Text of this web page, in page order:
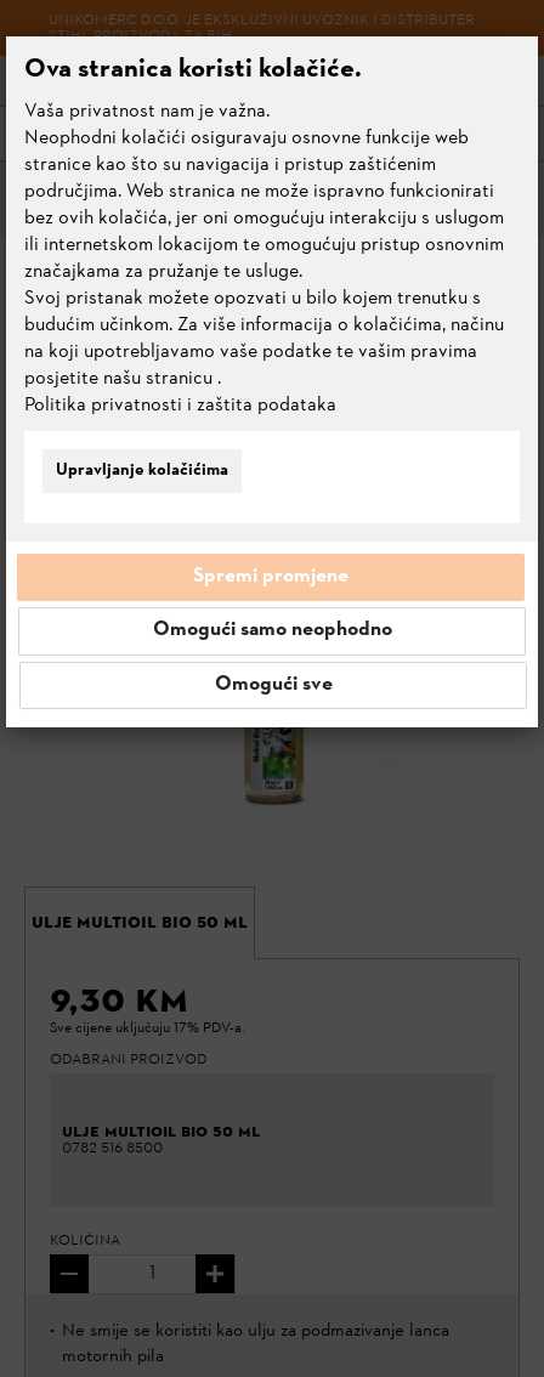
UNIKOMERC D.O.O. JE EKSKLUZIVNI UVOZNIK I DISTRIBUTER
STIHL PROIZVODA ZA BIH
Meni
Sredstva za čišćenje i maziva
ULJE MULTIOIL BIO 50 ML
0.0 Ocijeni ovaj proizvod
ULJE MULTIOIL BIO 50 ml
9,30 KM
Sve cijene uključuju 17% PDV-a.
ODABRANI PROIZVOD
ULJE MULTIOIL BIO 50 ML
0782 516 8500
KOLIČINA
Ne smije se koristiti kao ulju za podmazivanje lanca
motornih pila
Upravljanje kolačićima
Ova stranica koristi kolačiće.
Vaša privatnost nam je važna.
Neophodni kolačići osiguravaju osnovne funkcije web
stranice kao što su navigacija i pristup zaštićenim
područjima. Web stranica ne može ispravno funkcionirati
bez ovih kolačića, jer oni omogućuju interakciju s uslugom
ili internetskom lokacijom te omogućuju pristup osnovnim
značajkama za pružanje te usluge.
Svoj pristanak možete opozvati u bilo kojem trenutku s
budućim učinkom. Za više informacija o kolačićima, načinu
na koji upotrebljavamo vaše podatke te vašim pravima
posjetite našu stranicu
Politika privatnosti i zaštita podataka
.
Spremi promjene
Omogući samo neophodno
Omogući sve